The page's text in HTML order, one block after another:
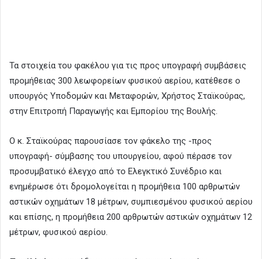
Τα στοιχεία του φακέλου για τις προς υπογραφή συμβάσεις
προμήθειας 300 λεωφορείων φυσικού αερίου, κατέθεσε ο
υπουργός Υποδομών και Μεταφορών, Χρήστος Σταϊκούρας,
στην Επιτροπή Παραγωγής και Εμπορίου της Βουλής.
Ο κ. Σταϊκούρας παρουσίασε τον φάκελο της -προς
υπογραφή- σύμβασης του υπουργείου, αφού πέρασε τον
προσυμβατικό έλεγχο από το Ελεγκτικό Συνέδριο και
ενημέρωσε ότι δρομολογείται η προμήθεια 100 αρθρωτών
αστικών οχημάτων 18 μέτρων, συμπιεσμένου φυσικού αερίου
και επίσης, η προμήθεια 200 αρθρωτών αστικών οχημάτων 12
μέτρων, φυσικού αερίου.